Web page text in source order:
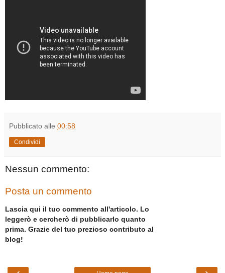
Pubblicato alle 00:58
Condividi
Nessun commento:
Posta un commento
Lascia qui il tuo commento all'articolo. Lo
leggerò e cercherò di pubblicarlo quanto
prima. Grazie del tuo prezioso contributo al
blog!